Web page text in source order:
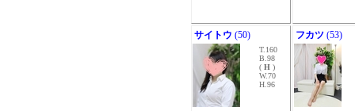
サイトウ (50)
T.160
B.98
( H )
W.70
H.96
フカツ (53)